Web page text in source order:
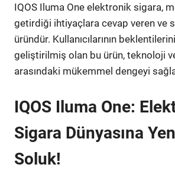
IQOS Iluma One elektronik sigara,
getirdiği ihtiyaçlara cevap veren ve
üründür. Kullanıcılarının
geliştirilmiş olan bu ürün, teknoloji
arasındaki mükemmel dengeyi
IQOS Iluma One:
Sigara Dünyasına
Soluk!